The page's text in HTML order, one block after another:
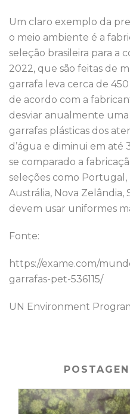
Um claro exemplo da
o meio ambiente é a
seleção brasileira para a
2022, que são feitas de
garrafa leva cerca de
de acordo com a
desviar anualmente uma
garrafas plásticas dos
d’água e diminui em até
se comparado a
seleções como Portugal,
Austrália, Nova Zelândia,
devem usar uniformes
Fonte:
https://exame.com/
garrafas-pet-536115/
UN Environment